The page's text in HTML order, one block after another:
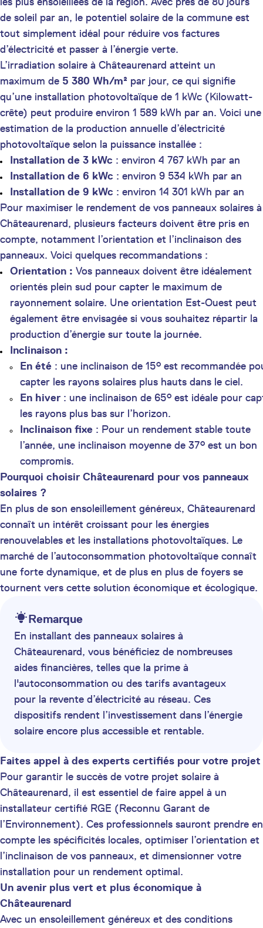
de soleil par an, le potentiel solaire de la commune est
tout simplement idéal pour réduire vos factures
d’électricité et passer à l’énergie verte.
L’irradiation solaire à Châteaurenard atteint un
maximum de 5 380 Wh/m² par jour, ce qui signifie
qu’une installation photovoltaïque de 1 kWc (Kilowatt-
crête) peut produire environ 1 589 kWh par an. Voici une
estimation de la production annuelle d’électricité
photovoltaïque selon la puissance installée :
Installation de 3 kWc : environ 4 767 kWh par an
Installation de 6 kWc : environ 9 534 kWh par an
Installation de 9 kWc : environ 14 301 kWh par an
Pour maximiser le rendement de vos panneaux solaires à
Châteaurenard, plusieurs facteurs doivent être pris en
compte, notamment l’orientation et l’inclinaison des
panneaux. Voici quelques recommandations :
Orientation : Vos panneaux doivent être idéalement
orientés plein sud pour capter le maximum de
rayonnement solaire. Une orientation Est-Ouest peut
également être envisagée si vous souhaitez répartir la
production d’énergie sur toute la journée.
Inclinaison :
En été : une inclinaison de 15° est recommandée
capter les rayons solaires plus hauts dans le ciel.
En hiver : une inclinaison de 65° est idéale pour
les rayons plus bas sur l’horizon.
Inclinaison fixe : Pour un rendement stable toute
l’année, une inclinaison moyenne de 37° est un bon
compromis.
Pourquoi choisir Châteaurenard pour vos panneaux
solaires ?
En plus de son ensoleillement généreux, Châteaurenard
connaît un intérêt croissant pour les énergies
renouvelables et les installations photovoltaïques. Le
marché de l’autoconsommation photovoltaïque connaît
une forte dynamique, et de plus en plus de foyers se
tournent vers cette solution économique et écologique.
Remarque
En installant des panneaux solaires à
Châteaurenard, vous bénéficiez de nombreuses
aides financières, telles que la prime à
l'autoconsommation ou des tarifs avantageux
pour la revente d’électricité au réseau. Ces
dispositifs rendent l’investissement dans l’énergie
solaire encore plus accessible et rentable.
Faites appel à des experts certifiés pour votre projet
Pour garantir le succès de votre projet solaire à
Châteaurenard, il est essentiel de faire appel à un
installateur certifié RGE (Reconnu Garant de
l’Environnement). Ces professionnels sauront prendre en
compte les spécificités locales, optimiser l’orientation et
l’inclinaison de vos panneaux, et dimensionner votre
installation pour un rendement optimal.
Un avenir plus vert et plus économique à
Châteaurenard
Avec un ensoleillement généreux et des conditions